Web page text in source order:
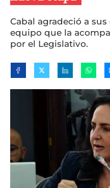
Cabal agradeció a
equipo que la
por el Legislativo.